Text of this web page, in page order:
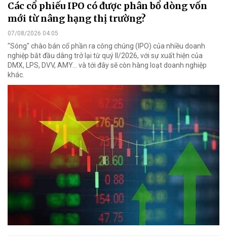
Các cổ phiếu IPO có được phân bổ dòng vốn
mới từ nâng hạng thị trường?
07/08/2026 04:05
"Sóng" chào bán cổ phần ra công chúng (IPO) của nhiều doanh
nghiệp bắt đầu dâng trở lại từ quý II/2026, với sự xuất hiện của
DMX, LPS, DVV, AMY... và tới đây sẽ còn hàng loạt doanh nghiệp
khác.